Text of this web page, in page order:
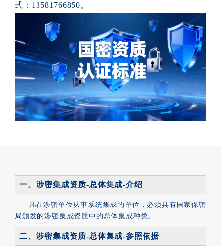
式：13581766850。
一、 涉密集成资质-总体集成-介绍
凡在涉密单位从事系统集成的单位，必须具有国家保密
局颁发的涉密集成资质中的总体集成种类。
二、涉密集成资质-总体集成-参照依据